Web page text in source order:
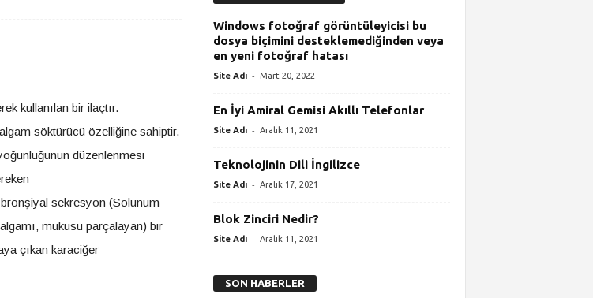
kullanılan bir ilaçtır.
söktürücü özelliğine sahiptir.
düzenlenmesi
sekresyon (Solunum
mukusu parçalayan) bir
çıkan karaciğer
Windows fotoğraf görüntüleyicisi bu
dosya biçimini desteklemediğinden veya
en yeni fotoğraf hatası
Site Adı - Mart 20, 2022
En İyi Amiral Gemisi Akıllı Telefonlar
Site Adı - Aralık 11, 2021
Teknolojinin Dili İngilizce
Site Adı - Aralık 17, 2021
Blok Zinciri Nedir?
Site Adı - Aralık 11, 2021
SON HABERLER